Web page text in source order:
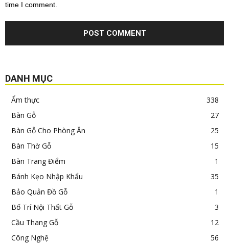
time I comment.
DANH MỤC
Ẩm thực
338
Bàn Gỗ
27
Bàn Gỗ Cho Phòng Ăn
25
Bàn Thờ Gỗ
15
Bàn Trang Điểm
1
Bánh Kẹo Nhập Khẩu
35
Bảo Quản Đồ Gỗ
1
Bố Trí Nội Thất Gỗ
3
Cầu Thang Gỗ
12
Công Nghệ
56